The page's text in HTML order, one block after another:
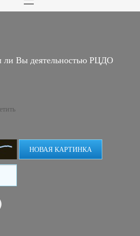
ли Вы деятельностью РЦДО
НОВАЯ КАРТИНКА